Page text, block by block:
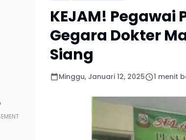
KEJAM! Pegawai
Gegara Dokter
Siang
Minggu, Januari 12, 2025 1 menit